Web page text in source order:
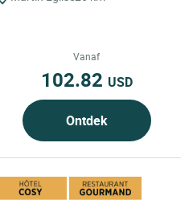
Vanaf
102.82 USD
Ontdek